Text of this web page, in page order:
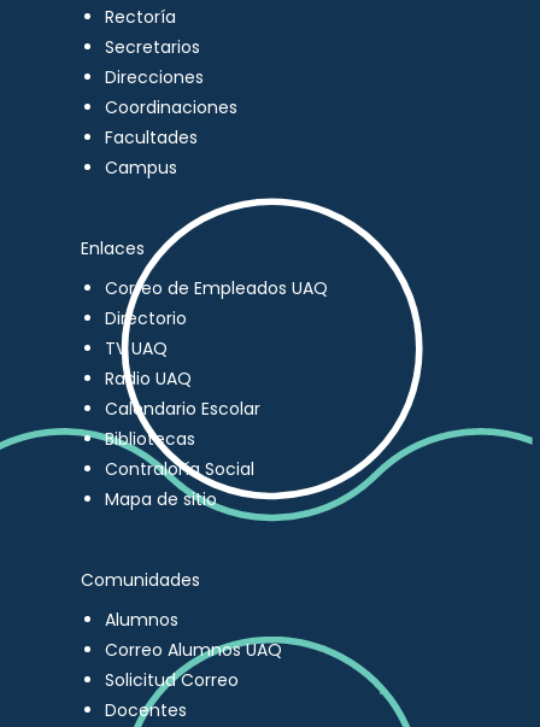
Rectoría
Secretarios
Direcciones
Coordinaciones
Facultades
Campus
Enlaces
Correo de Empleados UAQ
Directorio
TV UAQ
Radio UAQ
Calendario Escolar
Bibliotecas
Contraloría Social
Mapa de sitio
Comunidades
Alumnos
Correo Alumnos UAQ
Solicitud Correo
Docentes